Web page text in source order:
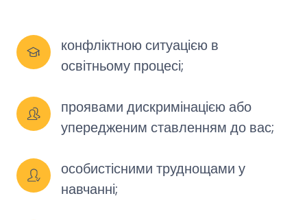
конфліктною ситуацією в
освітньому процесі;
проявами дискримінацією або
упередженим ставленням до вас;
особистісними труднощами у
навчанні;